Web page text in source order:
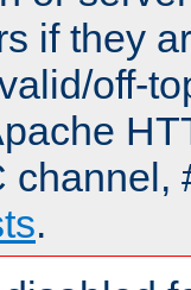
if they
off-
channel,
.